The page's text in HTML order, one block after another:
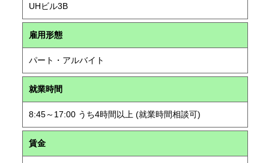
UHビル3B
雇用形態
パート・アルバイト
就業時間
8:45～17:00 うち4時間以上 (就業時間相談可)
賃金